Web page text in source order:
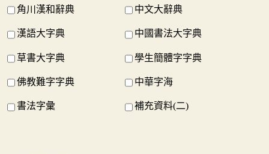
角川漢和辭典 中文大辭典
漢語大字典 中國書法大字典
草書大字典 學生簡體字字典
佛教難字字典 中華字海
書法字彙 補充資料(二)